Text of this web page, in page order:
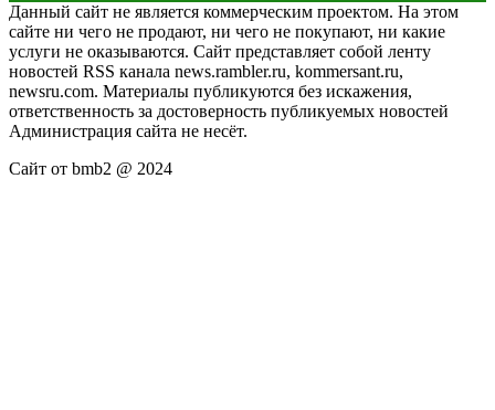
Данный сайт не является коммерческим проектом. На этом
сайте ни чего не продают, ни чего не покупают, ни какие
услуги не оказываются. Сайт представляет собой ленту
новостей RSS канала news.rambler.ru, kommersant.ru,
newsru.com. Материалы публикуются без искажения,
ответственность за достоверность публикуемых новостей
Администрация сайта не несёт.
Сайт от bmb2 @ 2024